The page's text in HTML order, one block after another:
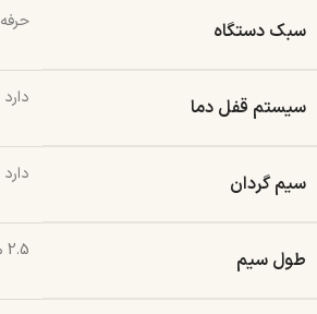
سبک دستگاه
سیستم قفل دما دارد
سیم گردان دارد
طول سیم 2.5 متر